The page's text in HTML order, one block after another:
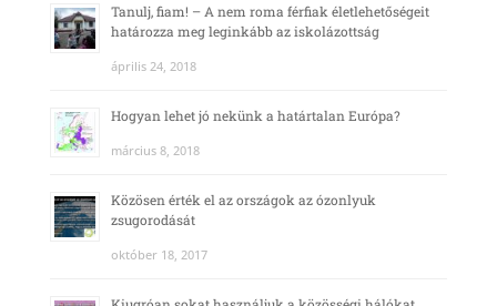
Tanulj, fiam! – A nem roma férfiak életlehetőségeit
határozza meg leginkább az iskolázottság
április 24, 2018
Hogyan lehet jó nekünk a határtalan Európa?
március 8, 2018
Közösen érték el az országok az ózonlyuk
zsugorodását
október 18, 2017